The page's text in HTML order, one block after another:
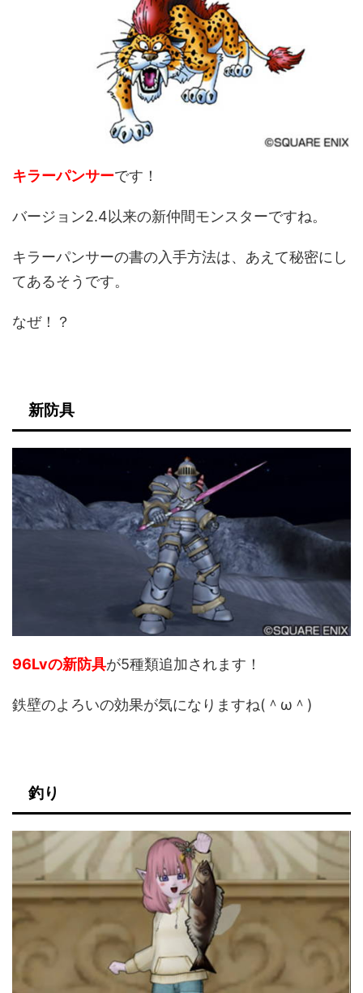
キラーパンサーです！
バージョン2.4以来の新仲間モンスターですね。
キラーパンサーの書の入手方法は、あえて秘密にし
てあるそうです。
なぜ！？
新防具
96Lvの新防具が5種類追加されます！
鉄壁のよろいの効果が気になりますね(＾ω＾)
釣り